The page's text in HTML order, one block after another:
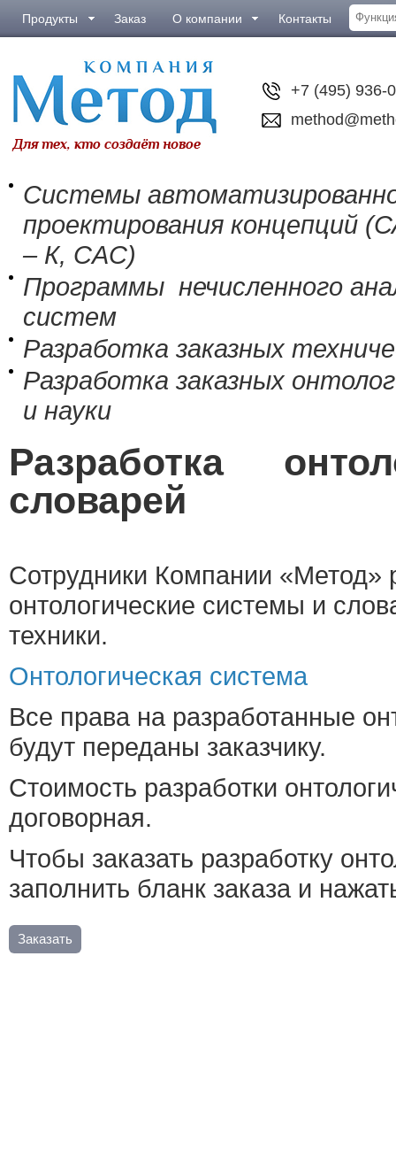
Продукты Заказ О компании Контакты
+7 (495) 936-
Системы
проектирования концепций
– К, CAC)
Программы нечисленного
систем
Разработка заказных
Разработка заказных
и науки
Разработка
словарей
Сотрудники Компании «Метод»
онтологические системы и
техники.
Онтологическая система
Все права на разработанные
будут переданы заказчику.
Стоимость разработки
договорная.
Чтобы заказать разработку
заполнить бланк заказа и
Заказать